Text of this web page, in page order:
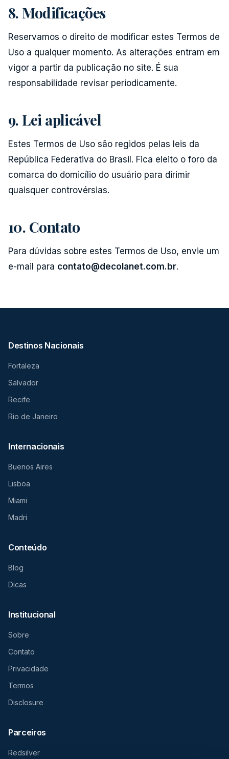
8. Modificações
Reservamos o direito de modificar estes Termos de
Uso a qualquer momento. As alterações entram em
vigor a partir da publicação no site. É sua
responsabilidade revisar periodicamente.
9. Lei aplicável
Estes Termos de Uso são regidos pelas leis da
República Federativa do Brasil. Fica eleito o foro da
comarca do domicílio do usuário para dirimir
quaisquer controvérsias.
10. Contato
Para dúvidas sobre estes Termos de Uso, envie um
e-mail para contato@decolanet.com.br.
Destinos Nacionais
Fortaleza
Salvador
Recife
Rio de Janeiro
Internacionais
Buenos Aires
Lisboa
Miami
Madri
Conteúdo
Blog
Dicas
Institucional
Sobre
Contato
Privacidade
Termos
Disclosure
Parceiros
Redsilver